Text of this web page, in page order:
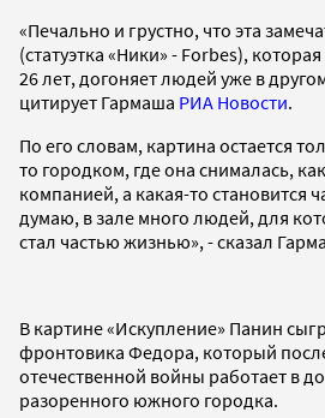
«Печально и грустно, что эта
(статуэтка «Ники» - Forbes),
26 лет, догоняет людей уже в
цитирует Гармаша РИА Новости.
По его словам, картина остается
то городком, где она снималась,
компанией, а какая-то становится
думаю, в зале много людей, для
стал частью жизнью», - сказал
В картине «Искупление» Панин
фронтовика Федора, который
отечественной войны работает в
разоренного южного городка.